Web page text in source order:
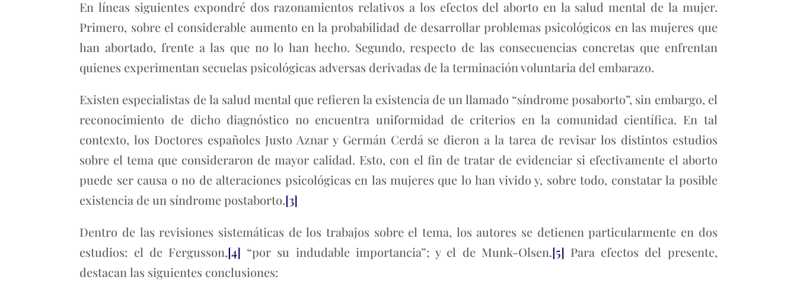
En líneas siguientes expondré dos razonamientos relativos a los efectos del aborto en la salud mental de la mujer.
Primero, sobre el considerable aumento en la probabilidad de desarrollar problemas psicológicos en las mujeres que
han abortado, frente a las que no lo han hecho. Segundo, respecto de las consecuencias concretas que enfrentan
quienes experimentan secuelas psicológicas adversas derivadas de la terminación voluntaria del embarazo.
Existen especialistas de la salud mental que refieren la existencia de un llamado “síndrome posaborto”, sin embargo, el
reconocimiento de dicho diagnóstico no encuentra uniformidad de criterios en la comunidad científica. En tal
contexto, los Doctores españoles Justo Aznar y Germán Cerdá se dieron a la tarea de revisar los distintos estudios
sobre el tema que consideraron de mayor calidad. Esto, con el fin de tratar de evidenciar si efectivamente el aborto
puede ser causa o no de alteraciones psicológicas en las mujeres que lo han vivido y, sobre todo, constatar la posible
existencia de un síndrome postaborto.[3]
Dentro de las revisiones sistemáticas de los trabajos sobre el tema, los autores se detienen particularmente en dos
estudios: el de Fergusson,[4] “por su indudable importancia”; y el de Munk-Olsen.[5] Para efectos del presente,
destacan las siguientes conclusiones: